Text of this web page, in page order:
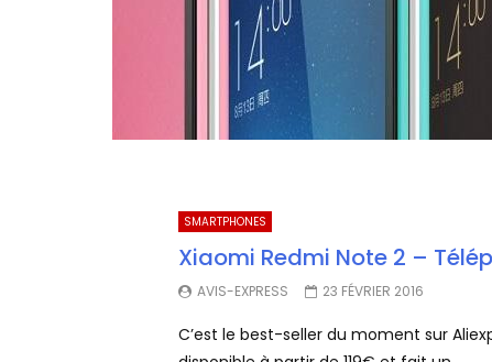
SMARTPHONES
Xiaomi Redmi Note 2 –
AVIS-EXPRESS 23 FÉVRIER 2016
C’est le best-seller du moment sur